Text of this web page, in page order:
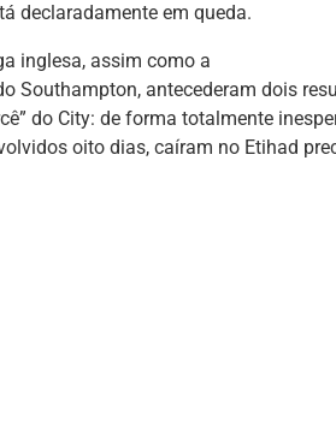
declaradamente em queda.
inglesa, assim como a
Southampton, antecederam dois
do City: de forma totalmente
oito dias, caíram no Etihad